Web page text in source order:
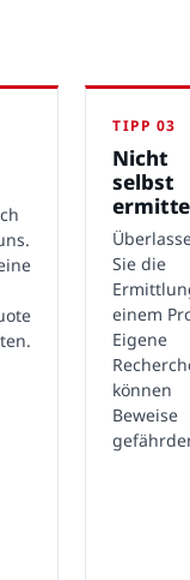
TIPP 03
Nicht
selbst
Sie die
einem
Eigene
können
Beweise